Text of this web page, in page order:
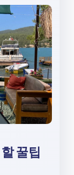
꿀팁